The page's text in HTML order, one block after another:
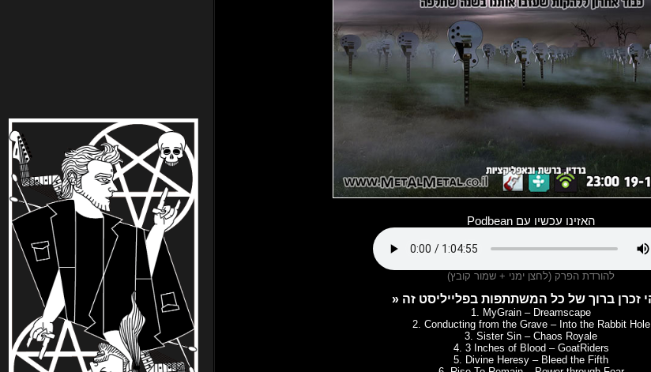
האזינו עכשיו עם Podbean
להורדת הפרק (לחצן ימני + שמור קובץ)
1. MyGrain – Dreamscape
2. Conducting from the Grave – Into the Rabbit Hole
3. Sister Sin – Chaos Royale
4. 3 Inches of Blood – GoatRiders
5. Divine Heresy – Bleed the Fifth